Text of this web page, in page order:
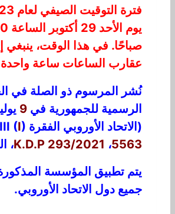
فترة التوقيت الصيفي لعام
يوم الأحد 29 أكتوبر الساعة
صباحًا. في هذا الوقت، ينبغي
عقارب الساعات ساعة واحدة
نُشر المرسوم ذو الصلة في
الرسمية للجمهورية في 9
(الاتحاد الأوروبي الفقرة III (
I)، رقم
5563، K.D.P 293/2021،
يتم تطبيق المؤسسة
جميع دول الاتحاد الأوروبي.